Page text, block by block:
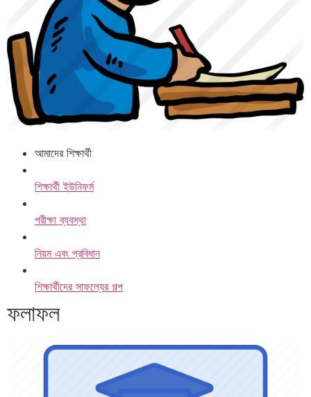
আমাদের শিক্ষার্থী
শিক্ষার্থী ইউনিফর্ম
পরীক্ষা ব্যবস্থা
নিয়ম এবং প্রবিধান
শিক্ষার্থীদের সাফল্যের গল্প
ফলাফল